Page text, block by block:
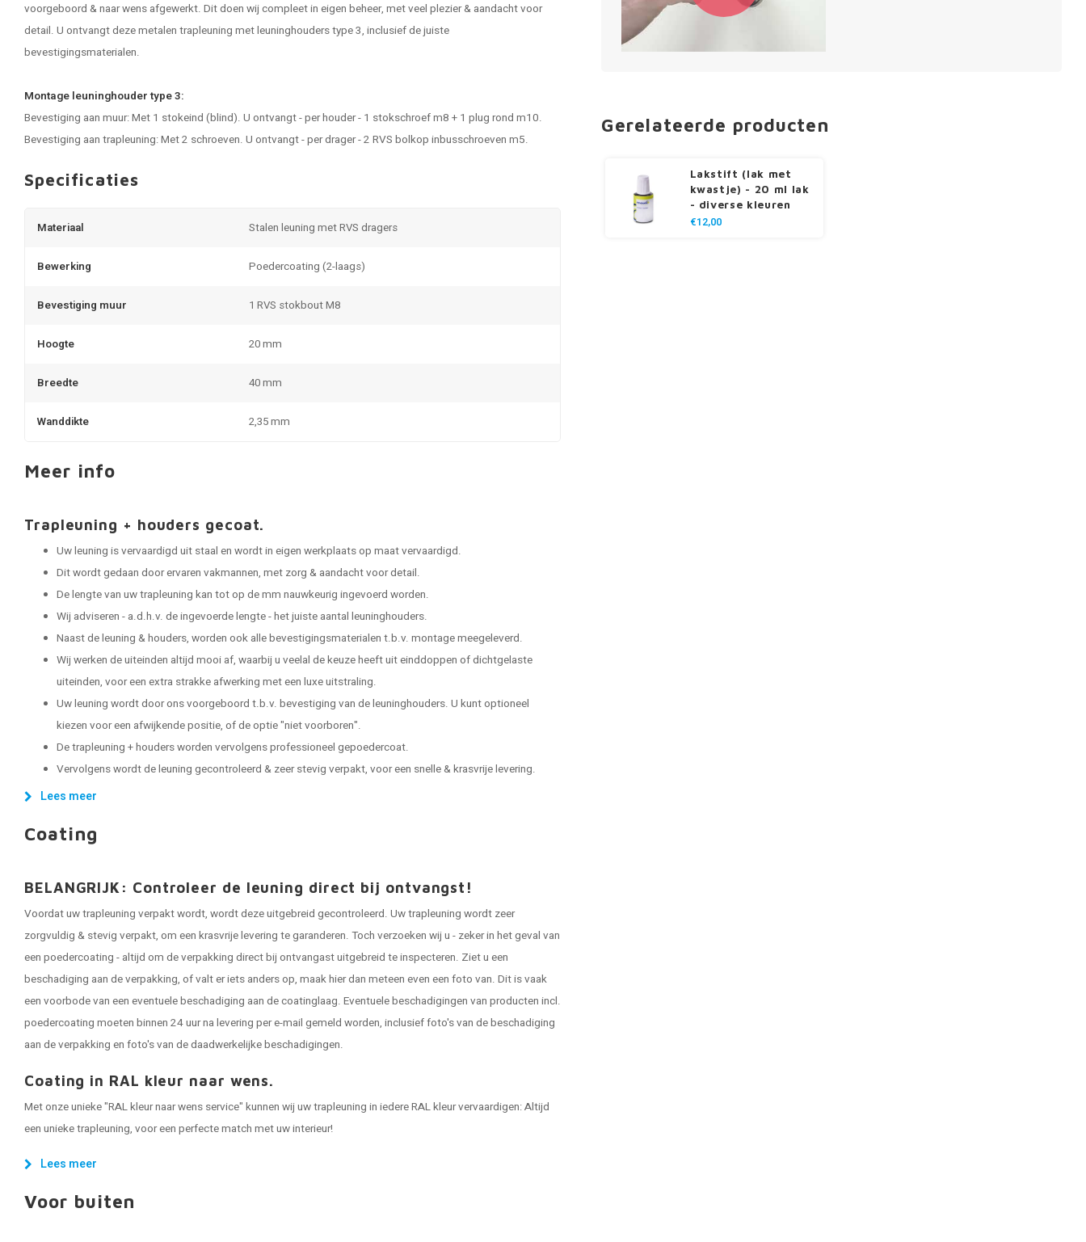
voorgeboord & naar wens afgewerkt. Dit doen wij compleet in eigen beheer, met veel plezier & aandacht voor
detail. U ontvangt deze metalen trapleuning met leuninghouders type 3, inclusief de juiste
bevestigingsmaterialen.
Montage leuninghouder type 3:
Bevestiging aan muur: Met 1 stokeind (blind). U ontvangt - per houder - 1 stokschroef m8 + 1 plug rond m10.
Bevestiging aan trapleuning: Met 2 schroeven. U ontvangt - per drager - 2 RVS bolkop inbusschroeven m5.
Specificaties
Materiaal Stalen leuning met RVS dragers
Bewerking Poedercoating (2-laags)
Bevestiging muur 1 RVS stokbout M8
Hoogte 20 mm
Breedte 40 mm
Wanddikte 2,35 mm
Meer info
Trapleuning + houders gecoat.
Uw leuning is vervaardigd uit staal en wordt in eigen werkplaats op maat vervaardigd.
Dit wordt gedaan door ervaren vakmannen, met zorg & aandacht voor detail.
De lengte van uw trapleuning kan tot op de mm nauwkeurig ingevoerd worden.
Wij adviseren - a.d.h.v. de ingevoerde lengte - het juiste aantal leuninghouders.
Naast de leuning & houders, worden ook alle bevestigingsmaterialen t.b.v. montage meegeleverd.
Wij werken de uiteinden altijd mooi af, waarbij u veelal de keuze heeft uit einddoppen of dichtgelaste
uiteinden, voor een extra strakke afwerking met een luxe uitstraling.
Uw leuning wordt door ons voorgeboord t.b.v. bevestiging van de leuninghouders. U kunt optioneel
kiezen voor een afwijkende positie, of de optie "niet voorboren".
De trapleuning + houders worden vervolgens professioneel gepoedercoat.
Vervolgens wordt de leuning gecontroleerd & zeer stevig verpakt, voor een snelle & krasvrije levering.
Lees meer
Coating
BELANGRIJK: Controleer de leuning direct bij ontvangst!
Voordat uw trapleuning verpakt wordt, wordt deze uitgebreid gecontroleerd. Uw trapleuning wordt zeer
zorgvuldig & stevig verpakt, om een krasvrije levering te garanderen. Toch verzoeken wij u - zeker in het geval van
een poedercoating - altijd om de verpakking direct bij ontvangast uitgebreid te inspecteren. Ziet u een
beschadiging aan de verpakking, of valt er iets anders op, maak hier dan meteen even een foto van. Dit is vaak
een voorbode van een eventuele beschadiging aan de coatinglaag. Eventuele beschadigingen van producten incl.
poedercoating moeten binnen 24 uur na levering per e-mail gemeld worden, inclusief foto's van de beschadiging
aan de verpakking en foto's van de daadwerkelijke beschadigingen.
Coating in RAL kleur naar wens.
Met onze unieke "RAL kleur naar wens service" kunnen wij uw trapleuning in iedere RAL kleur vervaardigen: Altijd
een unieke trapleuning, voor een perfecte match met uw interieur!
Lees meer
Voor buiten
Gerelateerde producten
Lakstift (lak met
kwastje) - 20 ml lak
- diverse kleuren
€12,00